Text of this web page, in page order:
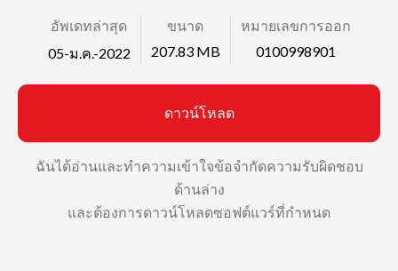
อัพเดทล่าสุด
05-ม.ค.-2022
ขนาด
207.83 MB
หมายเลขการออก
0100998901
ดาวน์โหลด
ฉันได้อ่านและทำความเข้าใจข้อจำกัดความรับผิดชอบ
ด้านล่าง
และต้องการดาวน์โหลดซอฟต์แวร์ที่กำหนด